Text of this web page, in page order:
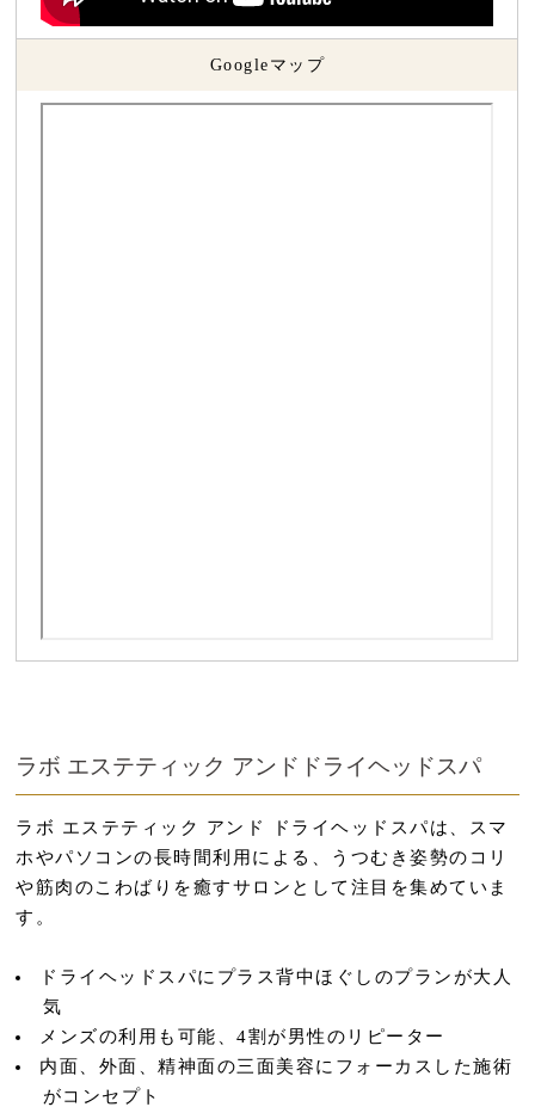
Googleマップ
ラボ エステティック アンドドライヘッドスパ
ラボ エステティック アンド ドライヘッドスパは、スマ
ホやパソコンの長時間利用による、うつむき姿勢のコリ
や筋肉のこわばりを癒すサロンとして注目を集めていま
す。
ドライヘッドスパにプラス背中ほぐしのプランが大人
気
メンズの利用も可能、4割が男性のリピーター
内面、外面、精神面の三面美容にフォーカスした施術
がコンセプト